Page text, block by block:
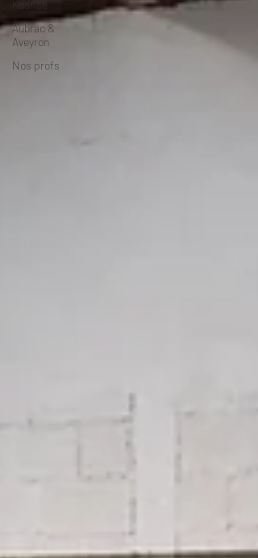
Kdanse
Aubrac &
Aveyron
Nos profs